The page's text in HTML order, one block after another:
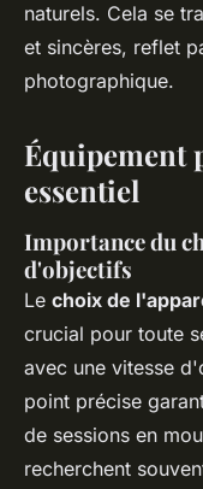
naturels. Cela se
et sincères, reflet
photographique.
Équipement
essentiel
Importance du
d'objectifs
Le choix de
crucial pour toute
avec une vitesse
point précise
de sessions en
recherchent